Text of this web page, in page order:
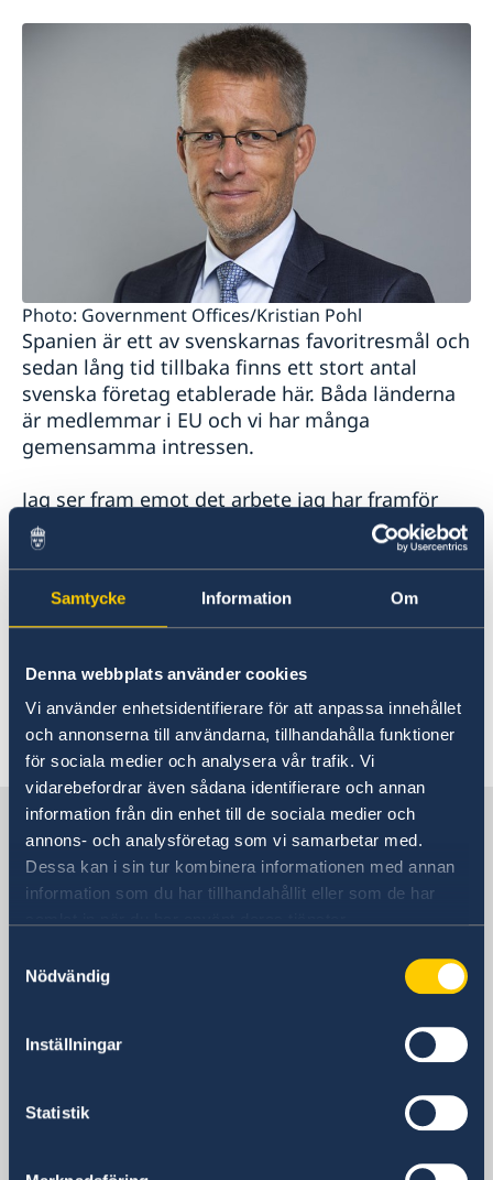
Samtycke Information Om
Denna webbplats använder cookies
Vi använder enhetsidentifierare för att anpassa innehållet
och annonserna till användarna, tillhandahålla funktioner
för sociala medier och analysera vår trafik. Vi
vidarebefordrar även sådana identifierare och annan
information från din enhet till de sociala medier och
annons- och analysföretag som vi samarbetar med.
Dessa kan i sin tur kombinera informationen med annan
information som du har tillhandahållit eller som de har
Nödvändig
Inställningar
Statistik
Photo: Government Offices/Kristian Pohl
Spanien är ett av svenskarnas favoritresmål och
sedan lång tid tillbaka finns ett stort antal
svenska företag etablerade här. Båda länderna
är medlemmar i EU och vi har många
gemensamma intressen.
Jag ser fram emot det arbete jag har framför
mig och tillsammans med mina kollegor på
ambassaden kommer jag att fortsätta att värna
svenska intressen i Spanien och förstärka de
utmärkta relationer som redan finns mellan
våra länder.
Teppo Tauriainen
Senast uppdaterad 11 sep. 2019, 10.21
Sverige i Spanien
Sveriges ambassad
Calle Caracas, 25
Embajada de Suecia
ES-28010 Madrid